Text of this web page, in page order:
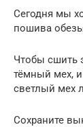
Сегодня мы
пошива
Чтобы сшить
тёмный мех,
светлый мех
Сохраните